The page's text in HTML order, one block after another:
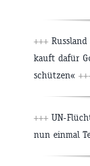
+++
kauft dafür
schützen«
+++ UN-
nun einmal